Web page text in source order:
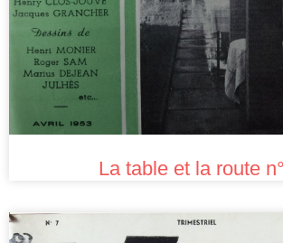
La table et la route